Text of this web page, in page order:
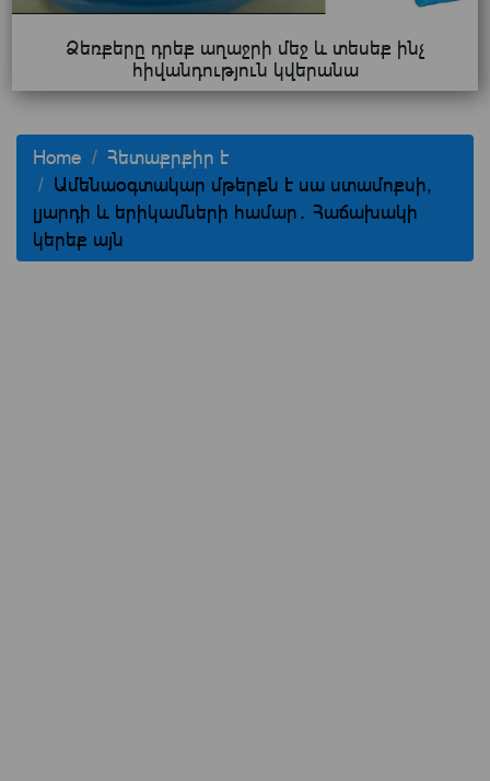
Ձեռքերը դրեք աղաջրի մեջ և տեսեք ինչ
հիվանդություն կվերանա
Home
Հետաքրքիր է
Ամենաօգտակար մթերքն է սա ստամոքսի,
լյարդի և երիկամների համար․ Հաճախակի
կերեք այն